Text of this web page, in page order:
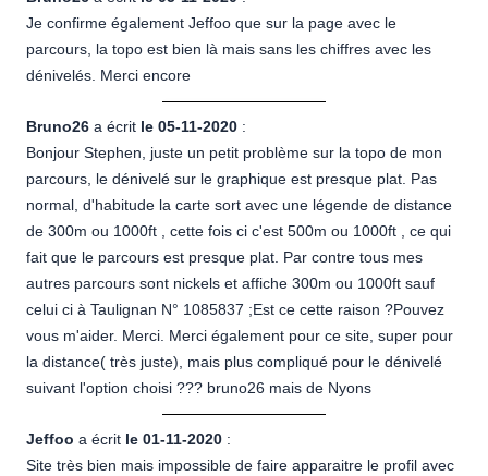
Je confirme également Jeffoo que sur la page avec le
parcours, la topo est bien là mais sans les chiffres avec les
dénivelés. Merci encore
Bruno26 a écrit le 05-11-2020 :
Bonjour Stephen, juste un petit problème sur la topo de mon
parcours, le dénivelé sur le graphique est presque plat. Pas
normal, d'habitude la carte sort avec une légende de distance
de 300m ou 1000ft , cette fois ci c'est 500m ou 1000ft , ce qui
fait que le parcours est presque plat. Par contre tous mes
autres parcours sont nickels et affiche 300m ou 1000ft sauf
celui ci à Taulignan N° 1085837 ;Est ce cette raison ?Pouvez
vous m'aider. Merci. Merci également pour ce site, super pour
la distance( très juste), mais plus compliqué pour le dénivelé
suivant l'option choisi ??? bruno26 mais de Nyons
Jeffoo a écrit le 01-11-2020 :
Site très bien mais impossible de faire apparaitre le profil avec